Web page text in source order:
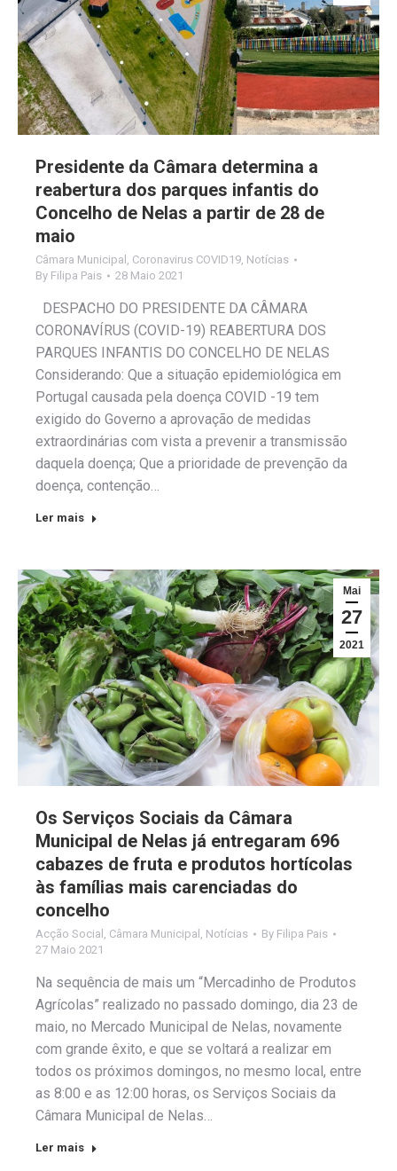
Presidente da Câmara determina a
reabertura dos parques infantis do
Concelho de Nelas a partir de 28 de
maio
Câmara Municipal Coronavirus COVID19 Notícias
By Filipa Pais 28 Maio 2021
DESPACHO DO PRESIDENTE DA CÂMARA
CORONAVÍRUS (COVID-19) REABERTURA DOS
PARQUES INFANTIS DO CONCELHO DE NELAS
Considerando: Que a situação epidemiológica em
Portugal causada pela doença COVID -19 tem
exigido do Governo a aprovação de medidas
extraordinárias com vista a prevenir a transmissão
daquela doença; Que a prioridade de prevenção da
doença, contenção…
Ler mais
Mai
27
2021
Os Serviços Sociais da Câmara
Municipal de Nelas já entregaram 696
cabazes de fruta e produtos hortícolas
às famílias mais carenciadas do
concelho
Acção Social Câmara Municipal Notícias By Filipa Pais
27 Maio 2021
Na sequência de mais um “Mercadinho de Produtos
Agrícolas” realizado no passado domingo, dia 23 de
maio, no Mercado Municipal de Nelas, novamente
com grande êxito, e que se voltará a realizar em
todos os próximos domingos, no mesmo local, entre
as 8:00 e as 12:00 horas, os Serviços Sociais da
Câmara Municipal de Nelas…
Ler mais